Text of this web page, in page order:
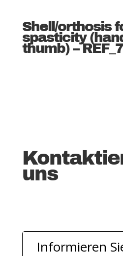
Shell/orthosis
spasticity
thumb) –
uns
Informieren